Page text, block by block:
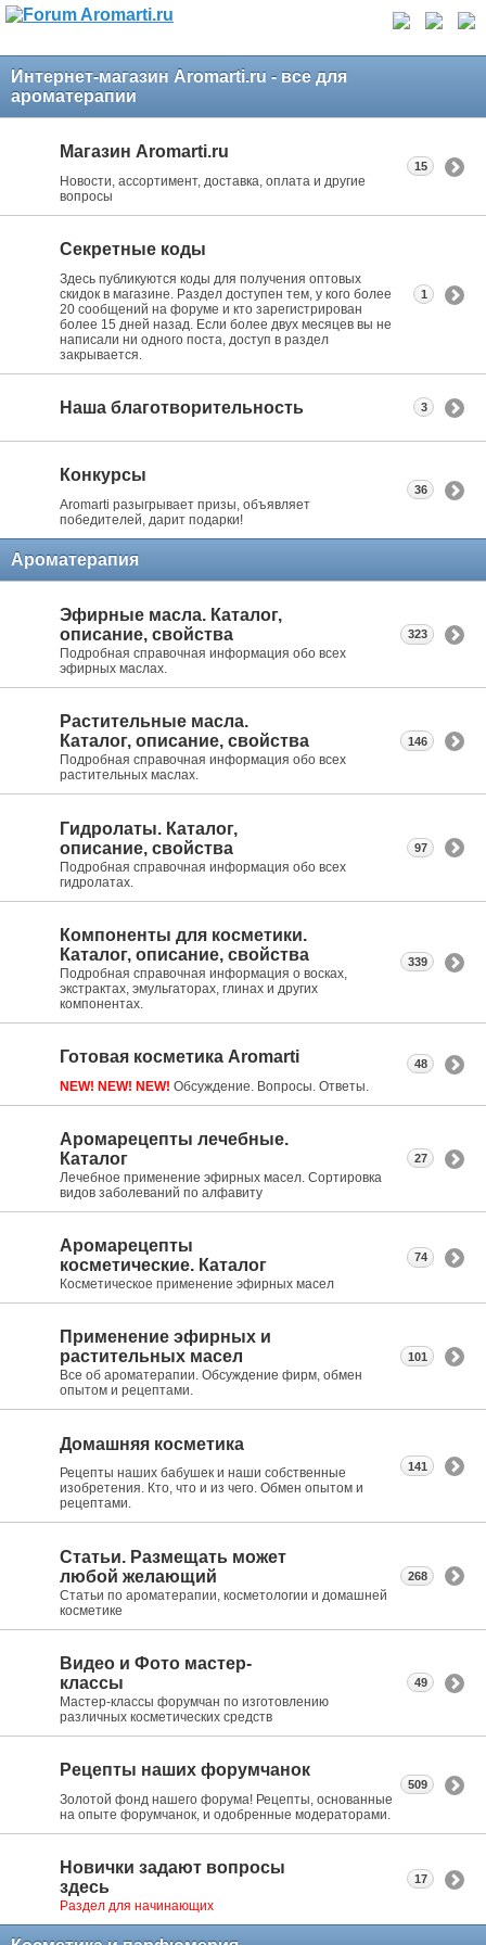
Интернет-магазин Aromarti.ru - все для
ароматерапии
Магазин Aromarti.ru
Новости, ассортимент, доставка, оплата и другие
вопросы
15
Секретные коды
Здесь публикуются коды для получения оптовых
скидок в магазине. Раздел доступен тем, у кого более
20 сообщений на форуме и кто зарегистрирован
более 15 дней назад. Если более двух месяцев вы не
написали ни одного поста, доступ в раздел
закрывается.
1
Наша благотворительность 3
Конкурсы
Aromarti разыгрывает призы, объявляет
победителей, дарит подарки!
36
Ароматерапия
Эфирные масла. Каталог,
описание, свойства
Подробная справочная информация обо всех
эфирных маслах.
323
Растительные масла.
Каталог, описание, свойства
Подробная справочная информация обо всех
растительных маслах.
146
Гидролаты. Каталог,
описание, свойства
Подробная справочная информация обо всех
гидролатах.
97
Компоненты для косметики.
Каталог, описание, свойства
Подробная справочная информация о восках,
экстрактах, эмульгаторах, глинах и других
компонентах.
339
Готовая косметика Aromarti
NEW! NEW! NEW! Обсуждение. Вопросы. Ответы.
48
Аромарецепты лечебные.
Каталог
Лечебное применение эфирных масел. Сортировка
видов заболеваний по алфавиту
27
Аромарецепты
косметические. Каталог
Косметическое применение эфирных масел
74
Применение эфирных и
растительных масел
Все об ароматерапии. Обсуждение фирм, обмен
опытом и рецептами.
101
Домашняя косметика
Рецепты наших бабушек и наши собственные
изобретения. Кто, что и из чего. Обмен опытом и
рецептами.
141
Статьи. Размещать может
любой желающий
Статьи по ароматерапии, косметологии и домашней
косметике
268
Видео и Фото мастер-
классы
Мастер-классы форумчан по изготовлению
различных косметических средств
49
Рецепты наших форумчанок
Золотой фонд нашего форума! Рецепты, основанные
на опыте форумчанок, и одобренные модераторами.
509
Новички задают вопросы
здесь
Раздел для начинающих
17